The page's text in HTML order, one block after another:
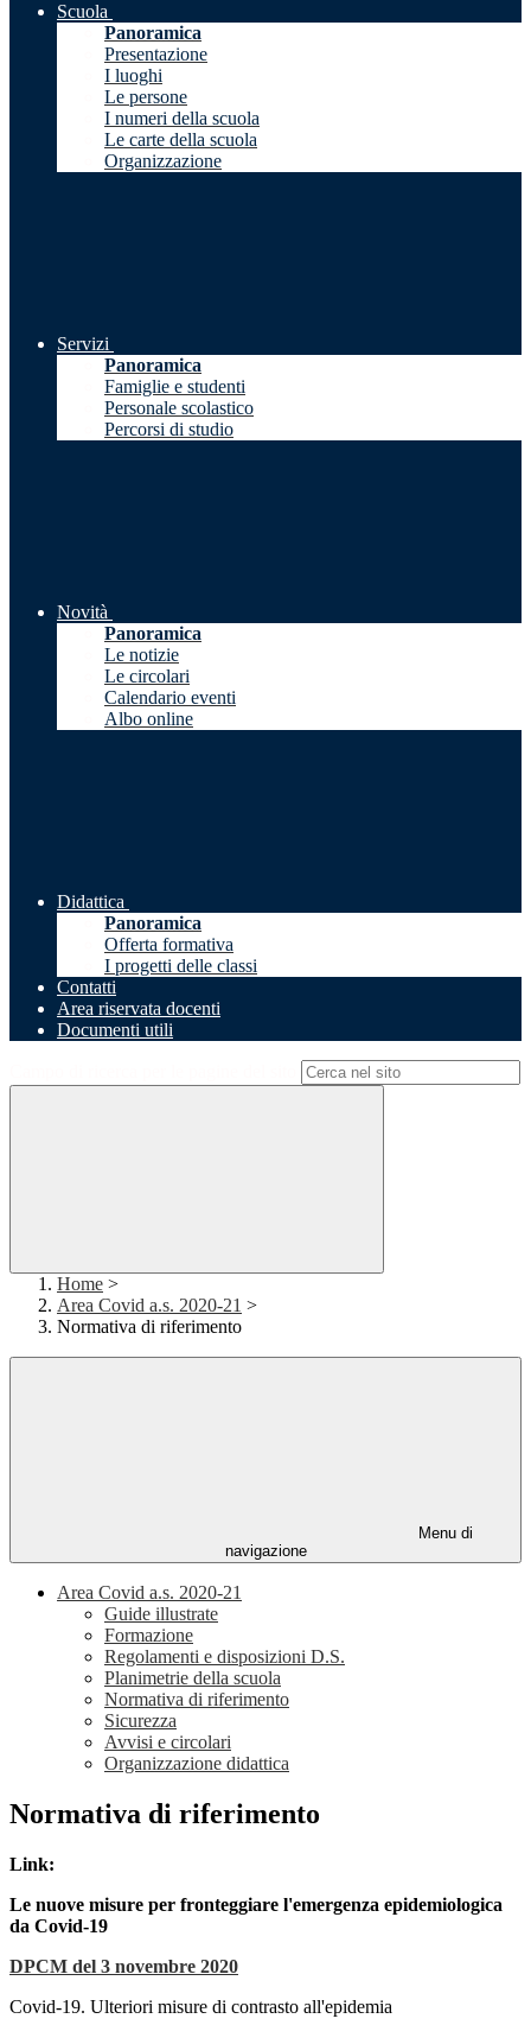
Scuola
Panoramica
Presentazione
I luoghi
Le persone
I numeri della scuola
Le carte della scuola
Organizzazione
Servizi
Panoramica
Famiglie e studenti
Personale scolastico
Percorsi di studio
Novità
Panoramica
Le notizie
Le circolari
Calendario eventi
Albo online
Didattica
Panoramica
Offerta formativa
I progetti delle classi
Contatti
Area riservata docenti
Documenti utili
Home >
Area Covid a.s. 2020-21 >
Normativa di riferimento
Menu di
navigazione
Area Covid a.s. 2020-21
Guide illustrate
Formazione
Regolamenti e disposizioni D.S.
Planimetrie della scuola
Normativa di riferimento
Sicurezza
Avvisi e circolari
Organizzazione didattica
Normativa di riferimento
Link:
Le nuove misure per fronteggiare l'emergenza epidemiologica
da Covid-19
DPCM del 3 novembre 2020
Covid-19. Ulteriori misure di contrasto all'epidemia